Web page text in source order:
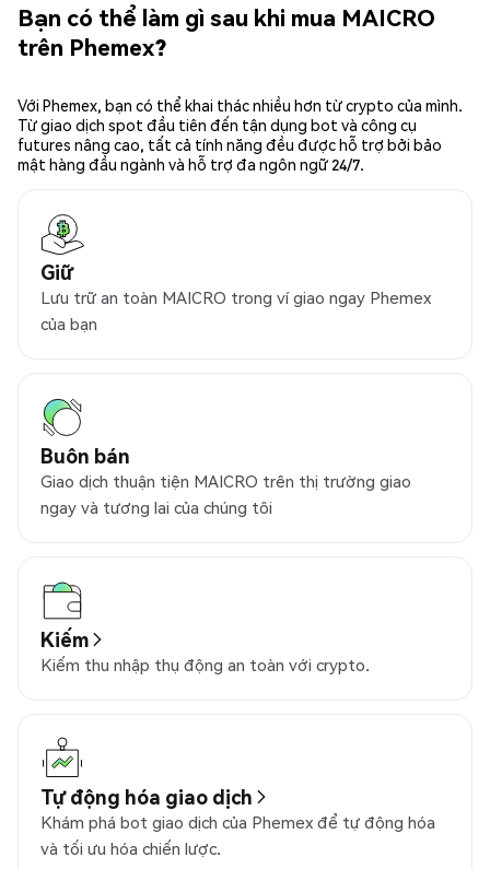
Bạn có thể làm gì sau khi mua MAICRO
trên Phemex?
Với Phemex, bạn có thể khai thác nhiều hơn từ crypto của mình.
Từ giao dịch spot đầu tiên đến tận dụng bot và công cụ
futures nâng cao, tất cả tính năng đều được hỗ trợ bởi bảo
mật hàng đầu ngành và hỗ trợ đa ngôn ngữ 24/7.
Giữ
Lưu trữ an toàn MAICRO trong ví giao ngay Phemex
của bạn
Buôn bán
Giao dịch thuận tiện MAICRO trên thị trường giao
ngay và tương lai của chúng tôi
Kiếm
Kiếm thu nhập thụ động an toàn với crypto.
Tự động hóa giao dịch
Khám phá bot giao dịch của Phemex để tự động hóa
và tối ưu hóa chiến lược.